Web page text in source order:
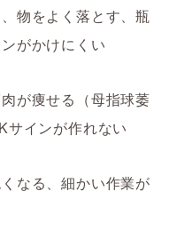
物をよく落とす、瓶
がかけにくい
が痩せる（母指球萎
サインが作れない
なる、細かい作業が